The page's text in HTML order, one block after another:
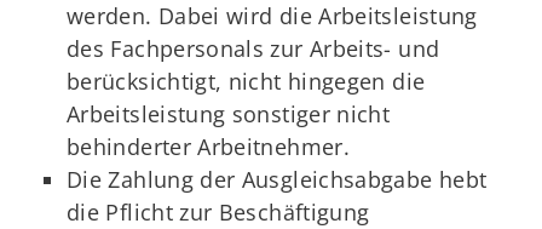
werden. Dabei wird die Arbeitsleistung
des Fachpersonals zur Arbeits- und
berücksichtigt, nicht hingegen die
Arbeitsleistung sonstiger nicht
behinderter Arbeitnehmer.
Die Zahlung der Ausgleichsabgabe hebt
die Pflicht zur Beschäftigung